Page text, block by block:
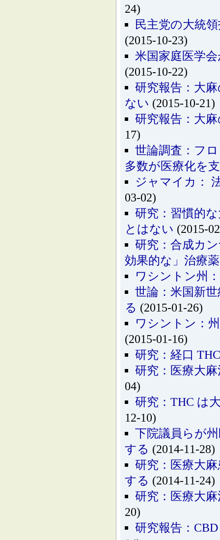
24)
民主党の大統
(2015-10-23)
米国家庭医学
(2015-10-22)
研究報告：大
ない (2015-10-21)
研究報告：大
17)
世論調査：フ
多数が医療化を
ジャマイカ：
03-02)
研究：習慣的
とはない (2015-
研究：合成カ
効果的な」治療
ワシントン州
世論：米国新
る (2015-01-26)
ワシントン：
(2015-01-16)
研究：経口
研究：医療大
04)
研究：THC は
12-10)
下院議員らが
する (2014-11-28)
研究：医療大
する (2014-11-24)
研究：医療大
20)
研究報告：